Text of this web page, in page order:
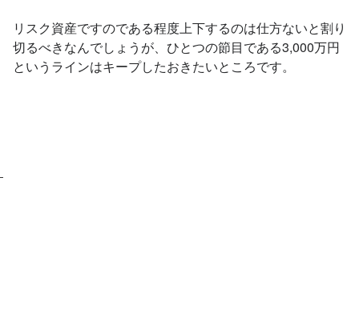
リスク資産ですのである程度上下するのは仕方ないと割り
切るべきなんでしょうが、ひとつの節目である3,000万円
というラインはキープしたおきたいところです。